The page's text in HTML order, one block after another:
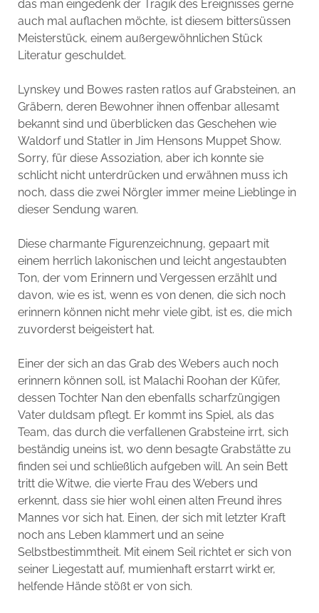
das man eingedenk der Tragik des Ereignisses gerne
auch mal auflachen möchte, ist diesem bittersüssen
Meisterstück, einem außergewöhnlichen Stück
Literatur geschuldet.
Lynskey und Bowes rasten ratlos auf Grabsteinen, an
Gräbern, deren Bewohner ihnen offenbar allesamt
bekannt sind und überblicken das Geschehen wie
Waldorf und Statler in Jim Hensons Muppet Show.
Sorry, für diese Assoziation, aber ich konnte sie
schlicht nicht unterdrücken und erwähnen muss ich
noch, dass die zwei Nörgler immer meine Lieblinge in
dieser Sendung waren.
Diese charmante Figurenzeichnung, gepaart mit
einem herrlich lakonischen und leicht angestaubten
Ton, der vom Erinnern und Vergessen erzählt und
davon, wie es ist, wenn es von denen, die sich noch
erinnern können nicht mehr viele gibt, ist es, die mich
zuvorderst beigeistert hat.
Einer der sich an das Grab des Webers auch noch
erinnern können soll, ist Malachi Roohan der Küfer,
dessen Tochter Nan den ebenfalls scharfzüngigen
Vater duldsam pflegt. Er kommt ins Spiel, als das
Team, das durch die verfallenen Grabsteine irrt, sich
beständig uneins ist, wo denn besagte Grabstätte zu
finden sei und schließlich aufgeben will. An sein Bett
tritt die Witwe, die vierte Frau des Webers und
erkennt, dass sie hier wohl einen alten Freund ihres
Mannes vor sich hat. Einen, der sich mit letzter Kraft
noch ans Leben klammert und an seine
Selbstbestimmtheit. Mit einem Seil richtet er sich von
seiner Liegestatt auf, mumienhaft erstarrt wirkt er,
helfende Hände stößt er von sich.